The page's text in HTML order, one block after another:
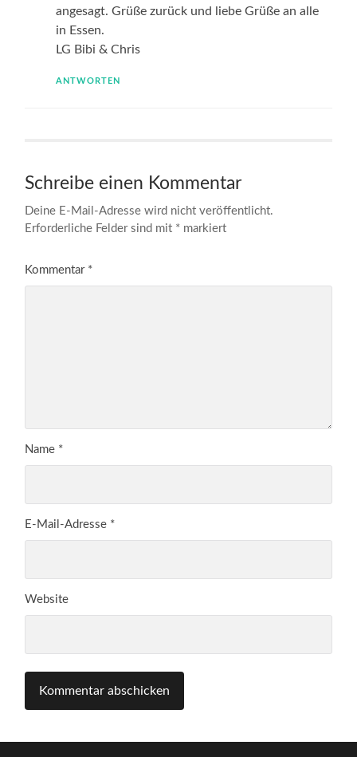
angesagt. Grüße zurück und liebe Grüße an alle
in Essen.
LG Bibi & Chris
ANTWORTEN
Schreibe einen Kommentar
Deine E-Mail-Adresse wird nicht veröffentlicht.
Erforderliche Felder sind mit * markiert
Kommentar *
Name *
E-Mail-Adresse *
Website